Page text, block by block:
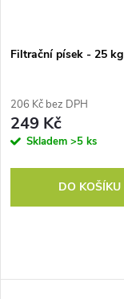
Filtrační písek - 25 kg
206 Kč bez DPH
249 Kč
Skladem >5 ks
DO KOŠÍKU